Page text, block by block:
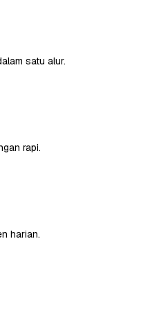
satu alur.
rapi.
harian.